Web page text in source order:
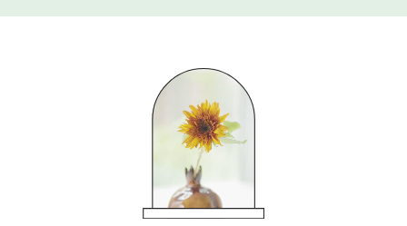
コウケンテツのヒトワザ巡り
ノーラのフィンランド旅気分
吉田羊さんの着物と12のアソビゴコロ
長谷川あかりさんの今週もお疲れ様つまみ